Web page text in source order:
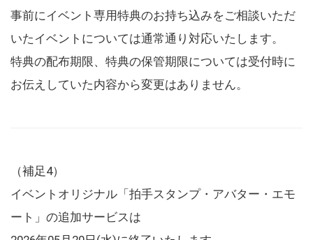
事前にイベント専用特典のお持ち込みをご相談いただ
いたイベントについては通常通り対応いたします。
特典の配布期限、特典の保管期限については受付時に
お伝えしていた内容から変更はありません。
（補足4）
イベントオリジナル「拍手スタンプ・アバター・エモ
ート」の追加サービスは